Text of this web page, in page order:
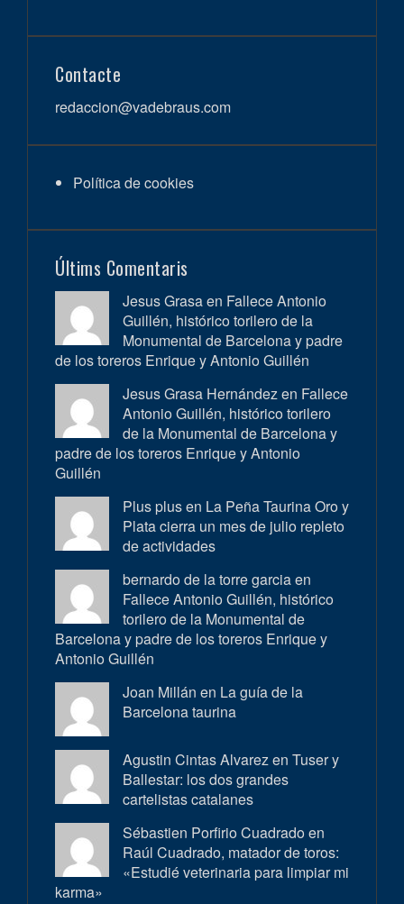
Contacte
redaccion@vadebraus.com
Política de cookies
Últims Comentaris
Jesus Grasa en Fallece Antonio
Guillén, histórico torilero de la
Monumental de Barcelona y padre
de los toreros Enrique y Antonio Guillén
Jesus Grasa Hernández en Fallece
Antonio Guillén, histórico torilero
de la Monumental de Barcelona y
padre de los toreros Enrique y Antonio
Guillén
Plus plus en La Peña Taurina Oro y
Plata cierra un mes de julio repleto
de actividades
bernardo de la torre garcia en
Fallece Antonio Guillén, histórico
torilero de la Monumental de
Barcelona y padre de los toreros Enrique y
Antonio Guillén
Joan Millán en La guía de la
Barcelona taurina
Agustin Cintas Alvarez en Tuser y
Ballestar: los dos grandes
cartelistas catalanes
Sébastien Porfirio Cuadrado en
Raúl Cuadrado, matador de toros:
«Estudié veterinaria para limpiar mi
karma»